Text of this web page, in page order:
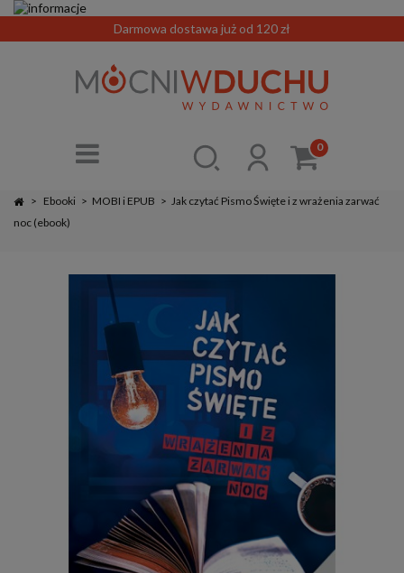
Darmowa dostawa już od 120 zł
0
> Ebooki > MOBI i EPUB > Jak czytać Pismo Święte i z wrażenia zarwać
noc (ebook)